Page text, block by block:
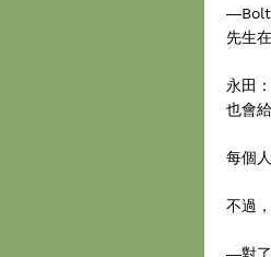
先生
永田
也會
每個
不過